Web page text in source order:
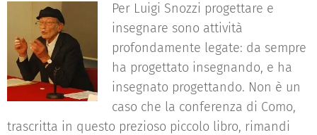
Per Luigi Snozzi progettare e
insegnare sono attività
profondamente legate: da sempre
ha progettato insegnando, e ha
insegnato progettando. Non è un
caso che la conferenza di Como,
trascritta in questo prezioso piccolo libro, rimandi